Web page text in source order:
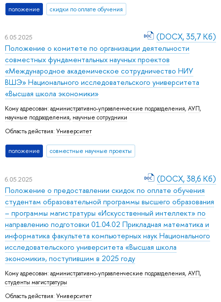
положение скидки по оплате обучения
6.05.2025
Положение о комитете по организации деятельности
совместных фундаментальных научных проектов
«Международное академическое сотрудничество НИУ
ВШЭ» Национального исследовательского университета
«Высшая школа экономики»
Кому адресован: административно-управленческие подразделения, АУП,
научные подразделения, научные сотрудники
Область действия: Университет
положение совместные научные проекты
(DOCX, 35,7 Кб)
6.05.2025
Положение о предоставлении скидок по оплате обучения
студентам образовательной программы высшего образования
– программы магистратуры «Искусственный интеллект» по
направлению подготовки 01.04.02 Прикладная математика и
информатика факультета компьютерных наук Национального
исследовательского университета «Высшая школа
экономики», поступившим в 2025 году
Кому адресован: административно-управленческие подразделения, АУП,
студенты магистратуры
Область действия: Университет
(DOCX, 38,6 Кб)